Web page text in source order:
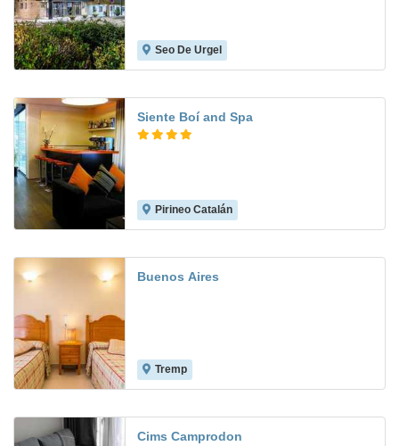
Seo De Urgel
Siente Boí and Spa
Pirineo Catalán
Buenos Aires
Tremp
Cims Camprodon